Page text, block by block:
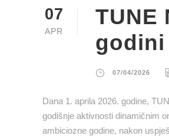
07
APR
TUNE
godini
07/04/2026
Dana 1. aprila 2026. godine,
godišnje aktivnosti dinamičnim
ambiciozne godine, nakon